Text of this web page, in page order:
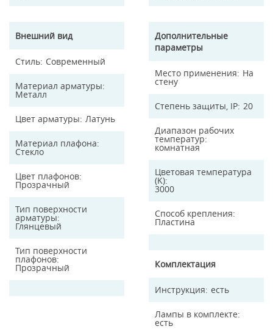
Внешний вид
Стиль Современный
Материал арматуры
Металл
Цвет арматуры Латунь
Материал плафона
Стекло
Цвет плафонов
Прозрачный
Тип поверхности
арматуры
Глянцевый
Тип поверхности
плафонов
Прозрачный
Дополнительные
параметры
Место применения На
стену
Степень защиты, IP 20
Диапазон рабочих
температур
комнатная
Цветовая температура
(K)
3000
Способ крепления
Пластина
Комплектация
Инструкция есть
Лампы в комплекте
есть